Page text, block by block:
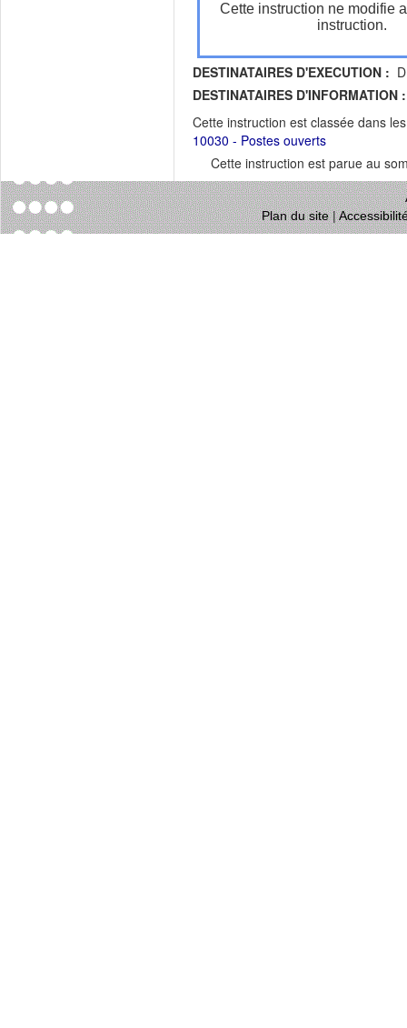
Cette instruction ne modifie
instruction.
DESTINATAIRES D'EXECUTION :
DESTINATAIRES D'INFORMATION :
Cette instruction est classée dans
10030 - Postes ouverts
Cette instruction est parue au
Plan du site|